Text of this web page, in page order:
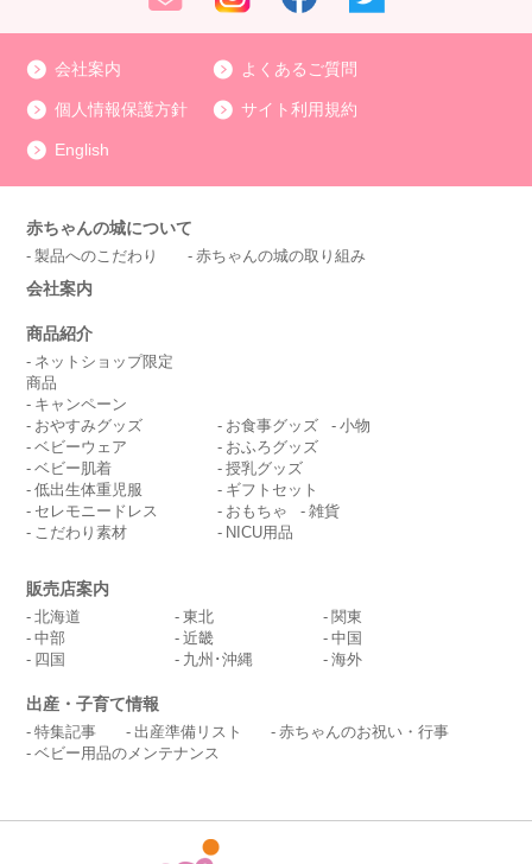
会社案内 よくあるご質問
個人情報保護方針 サイト利用規約
English
赤ちゃんの城について
製品へのこだわり 赤ちゃんの城の取り組み
会社案内
商品紹介
ネットショップ限定
商品
キャンペーン
おやすみグッズ
ベビーウェア
ベビー肌着
低出生体重児服
セレモニードレス
こだわり素材
お食事グッズ
小物
おふろグッズ
授乳グッズ
ギフトセット
おもちゃ
雑貨
NICU用品
販売店案内
北海道 東北
関東
中部
近畿
中国
四国
九州･沖縄 海外
出産・子育て情報
特集記事 出産準備リスト
赤ちゃんのお祝い・行事
ベビー用品のメンテナンス